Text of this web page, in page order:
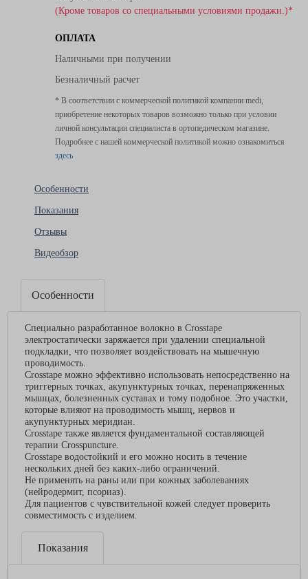
(Кроме товаров со специальными условиями продажи.)*
ОПЛАТА
Наличными при получении
Безналичный расчет
* В соответствии с коммерческой политикой компании medi,
приобретение некоторых товаров возможно только при условии
личной консультации специалиста в ортопедическом магазине.
Подробнее с нашей коммерческой политикой можно ознакомиться
здесь
Особенности
Показания
Отзывы
Видеобзор
Особенности
Специально разработанное волокно в Crosstape
электростатически заряжается при удалении специальной
подкладки, что позволяет воздействовать на мышечную
проводимость.
Crosstape можно эффективно использовать непосредственно на
триггерных точках, акупунктурных точках, перенапряженных
мышцах, болезненных суставах и тому подобное. Это участки,
которые влияют на проводимость мышц, нервов и
акупунктурных меридиан.
Crosstape также является фундаментальной составляющей
терапии Crosspuncture.
Crosstape водостойкий и его можно носить в течение
нескольких дней без каких-либо ограничений.
Не применять на раны или при кожных заболеваниях
(нейродермит, псориаз).
Для пациентов с чувствительной кожей следует проверить
совместимость с изделием.
Показания